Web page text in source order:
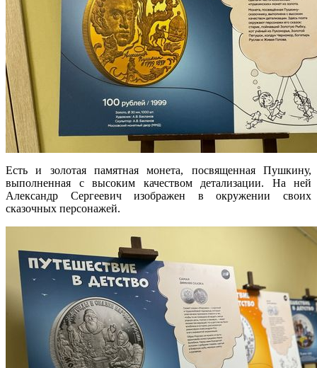
Есть и золотая памятная монета, посвященная Пушкину,
выполненная с высоким качеством детализации. На ней
Александр Сергеевич изображен в окружении своих
сказочных персонажей.